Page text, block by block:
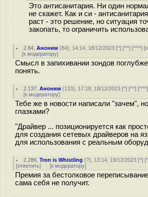
Это антисанитария. Ни один
не скажет. Как и си -
раст - это решение, но ситуация
закопать, то ограничить
2.84 ,Аноним (84), 14:14, 18/12/2023 [^] [^^] [^^^] [
[к модератору]
Смысл в запихивании зондов
понять.
2.137 ,Аноним (133), 17:18, 18/12/2023 [^] [^^] [^^^
[к модератору]
Тебе же в новости написали "зачем",
глазками?
"Драйвер ... позиционируется как
для создания сетевых драйверов на
для использования с реальным
2.286 ,Tron is Whistling (?), 13:14, 19/12/2023 [^] [
[ответить] [к модератору]
Премия за бестолковое
сама себя не получит.